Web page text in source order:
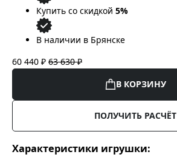
Купить со скидкой 5%
В наличии в Брянске
60 440 ₽ 63 630 ₽
В КОРЗИНУ
ПОЛУЧИТЬ РАСЧЁТ
Характеристики игрушки: